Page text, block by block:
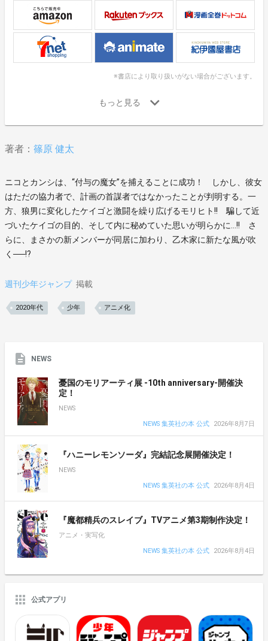
※書店により取り扱いがない場合がございます。
著者： 篠原 健太
ニコとカンシは、“付与の魔女”を捕えることに成功！ しかし、彼女
はただの協力者で、計画の首謀者ではなかったことが判明する。一
方、狼男に変化したケイゴと激闘を繰り広げるモリヒト!! 騙して近
づいたケイゴの目的、そして内に秘めていた思いが明らかに…!! さ
らに、まさかの新メンバーが同居に加わり、乙木家に新たな風が吹
く──!?
週刊少年ジャンプ 掲載
2020年代 少年 アニメ化
NEWS
憂国のモリアーティ展 -10th anniversary-開催決
定！
NEWS
NEWS 集英社の本 公式
2026年8月7日
『ハニーレモンソーダ』完結記念展開催決定！
NEWS
NEWS 集英社の本 公式
2026年8月4日
『魔都精兵のスレイブ』TVアニメ第3期制作決定！
アニメ・実写化
NEWS 集英社の本 公式
2026年8月4日
公式アプリ